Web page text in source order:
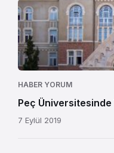
HABER YORUM
Peç
7 Eylül 2019